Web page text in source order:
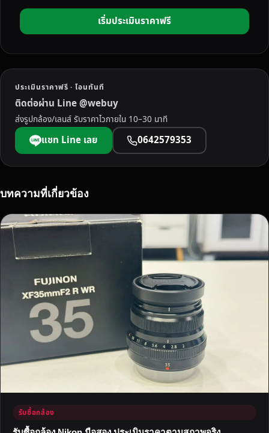
เ
ล
ย
ริ
ก
า
ร
อ
น
ล
รั
บ
ส
า
ย
เ
ที่
เ
ข
เริ่มประเมินราคาฟรี
ประเมินราคาฟรี · โอนทันที
ติดต่อผ่าน Line @webuy
ส่งรูปกล้อง/เลนส์ รับราคาไวภายใน 10–30 นาที
แชท Line เลย 0642579353
บทความที่เกี่ยวข้อง
รับซื้อกล้อง